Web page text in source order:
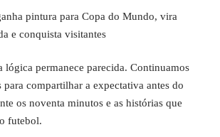
pintura para Copa do Mundo, vira
e conquista visitantes
lógica permanece parecida. Continuamos
compartilhar a expectativa antes do
os noventa minutos e as histórias que
futebol.